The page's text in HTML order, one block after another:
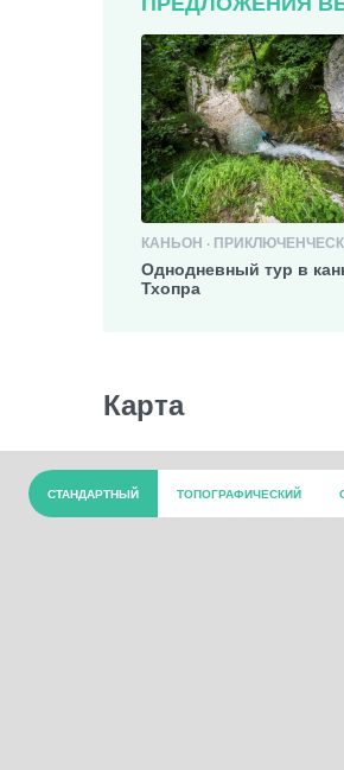
КАНЬОН ·
Однодневный тур в
Тхопра
Карта
СТАНДАРТНЫЙ ТОПОГРАФИЧЕСКИЙ